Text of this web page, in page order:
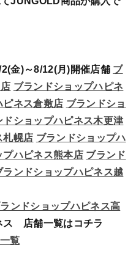
金)～8/12(月)開催店舗 ブ
ブランドショップハピネ
ピネス倉敷店 ブランドショ
ドショップハピネス木更津
札幌店 ブランドショップハ
プハピネス熊本店 ブランド
ランドショップハピネス越
ンドショップハピネス高
ス 店舗一覧はコチラ
覧